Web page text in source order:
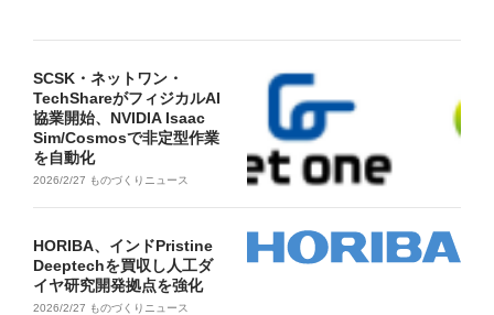
SCSK・ネットワン・
TechShareがフィジカルAI
協業開始、NVIDIA Isaac
Sim/Cosmosで非定型作業
を自動化
2026/2/27 ものづくりニュース
HORIBA、インドPristine
Deeptechを買収し人工ダ
イヤ研究開発拠点を強化
2026/2/27 ものづくりニュース